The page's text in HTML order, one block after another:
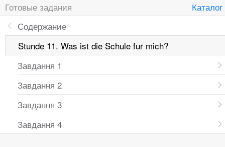
Готовые задания
Каталог
Содержание
Stunde 11. Was ist die Schule fur mich?
Завдання 1
Завдання 2
Завдання 3
Завдання 4